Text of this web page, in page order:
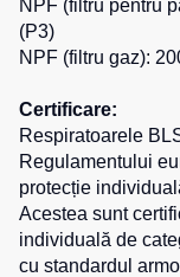
NPF (filtru pentru
(P3)
NPF (filtru gaz):
Certificare:
Respiratoarele
Regulamentului
protecție
Acestea sunt
individuală de
cu standardul